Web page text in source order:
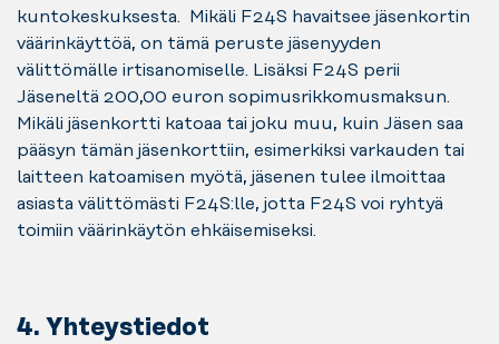
kuntokeskuksesta. Mikäli F24S havaitsee jäsenkortin
väärinkäyttöä, on tämä peruste jäsenyyden
välittömälle irtisanomiselle. Lisäksi F24S perii
Jäseneltä 200,00 euron sopimusrikkomusmaksun.
Mikäli jäsenkortti katoaa tai joku muu, kuin Jäsen saa
pääsyn tämän jäsenkorttiin, esimerkiksi varkauden tai
laitteen katoamisen myötä, jäsenen tulee ilmoittaa
asiasta välittömästi F24S:lle, jotta F24S voi ryhtyä
toimiin väärinkäytön ehkäisemiseksi.
4. Yhteystiedot